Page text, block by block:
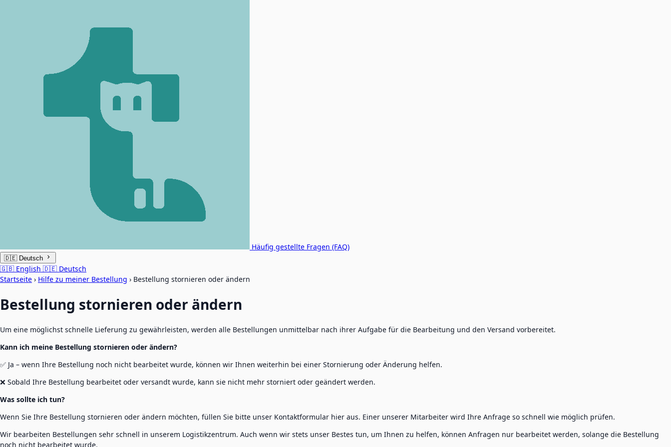
Häufig gestellte Fragen (FAQ)
🇩🇪 Deutsch
🇬🇧 English 🇩🇪 Deutsch
Startseite › Hilfe zu meiner Bestellung › Bestellung stornieren oder ändern
Bestellung stornieren oder ändern
Um eine möglichst schnelle Lieferung zu gewährleisten, werden alle Bestellungen unmittelbar nach ihrer Aufgabe für die Bearbeitung und den Versand vorbereitet.
Kann ich meine Bestellung stornieren oder ändern?
✅ Ja – wenn Ihre Bestellung noch nicht bearbeitet wurde, können wir Ihnen weiterhin bei einer Stornierung oder Änderung helfen.
❌ Sobald Ihre Bestellung bearbeitet oder versandt wurde, kann sie nicht mehr storniert oder geändert werden.
Was sollte ich tun?
Wenn Sie Ihre Bestellung stornieren oder ändern möchten, füllen Sie bitte unser Kontaktformular hier aus. Einer unserer Mitarbeiter wird Ihre Anfrage so schnell wie möglich prüfen.
Wir bearbeiten Bestellungen sehr schnell in unserem Logistikzentrum. Auch wenn wir stets unser Bestes tun, um Ihnen zu helfen, können Anfragen nur bearbeitet werden, solange die Bestellung
noch nicht bearbeitet wurde.